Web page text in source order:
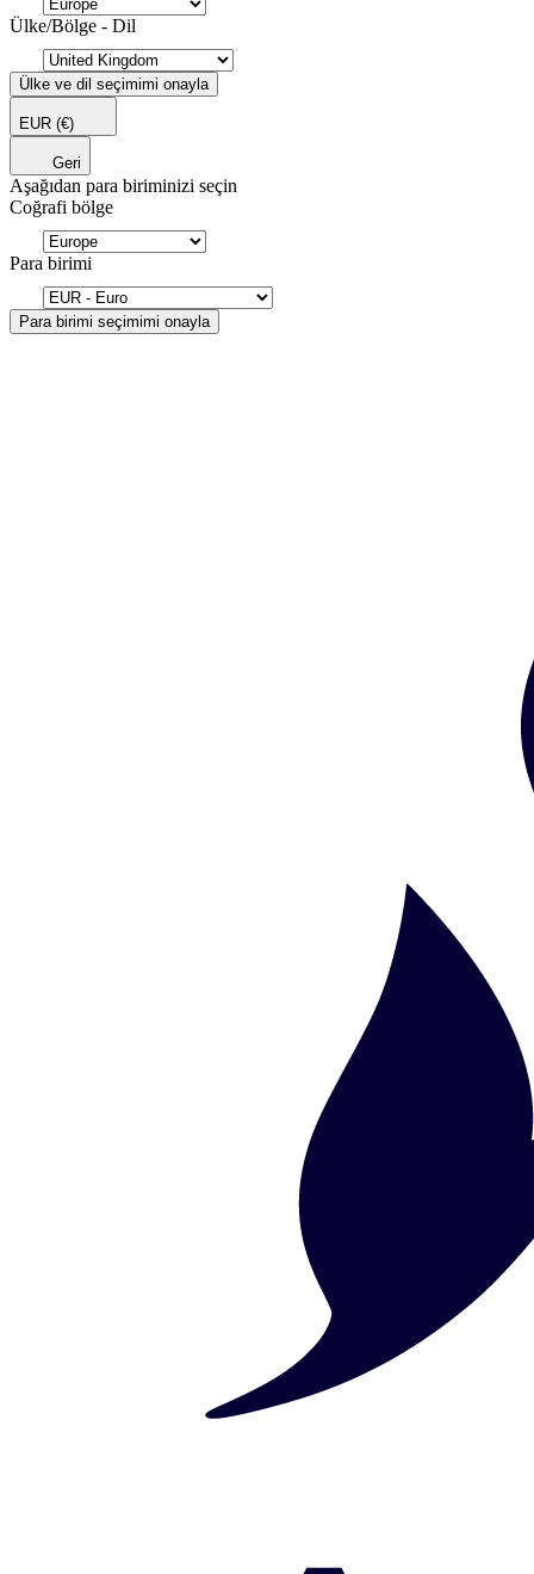
Ülke/Bölge - Dil
Ülke ve dil seçimimi onayla
EUR (€)
Geri
Aşağıdan para biriminizi seçin
Coğrafi bölge
Para birimi
Para birimi seçimimi onayla